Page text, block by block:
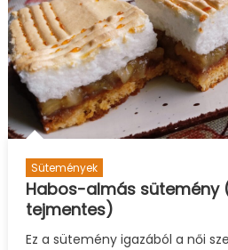
Sütemények
Habos-almás sütemény
tejmentes)
Ez a sütemény igazából a női